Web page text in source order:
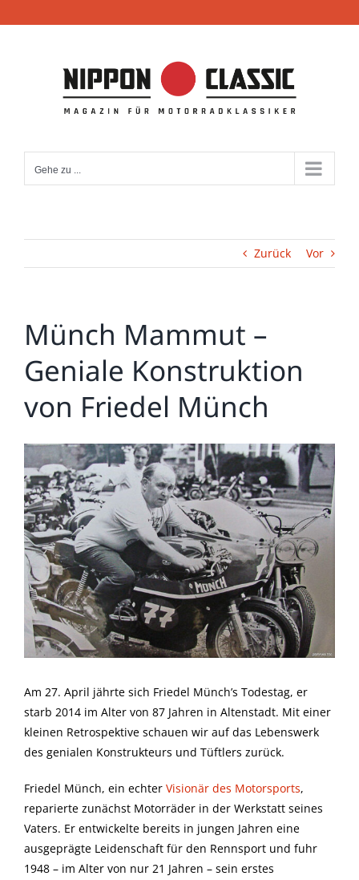
Inhalt
Gehe zu ...
Zurück Vor
Münch Mammut –
Geniale Konstruktion
von Friedel Münch
grösseres
Bild
Am 27. April jährte sich Friedel Münch’s Todestag, er
starb 2014 im Alter von 87 Jahren in Altenstadt. Mit einer
kleinen Retrospektive schauen wir auf das Lebenswerk
des genialen Konstrukteurs und Tüftlers zurück.
Friedel Münch, ein echter Visionär des Motorsports,
reparierte zunächst Motorräder in der Werkstatt seines
Vaters. Er entwickelte bereits in jungen Jahren eine
ausgeprägte Leidenschaft für den Rennsport und fuhr
1948 – im Alter von nur 21 Jahren – sein erstes